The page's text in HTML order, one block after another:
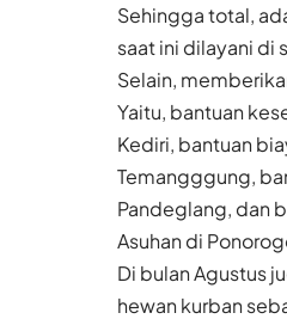
Sehingga total,
saat ini dilayani di
Selain,
Yaitu, bantuan
Kediri, bantuan
Temangggung,
Pandeglang, dan
Asuhan di
Di bulan Agustus
hewankurban